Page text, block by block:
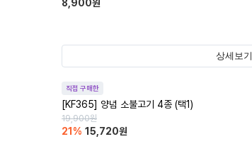
8,900원
상세보기
직접 구매한
[KF365] 양념 소불고기 4종 (택1)
19,900원
21 % 15,720원